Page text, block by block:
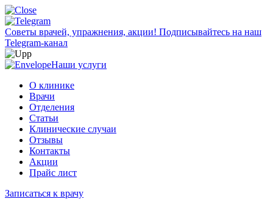
Советы врачей, упражнения, акции! Подписывайтесь на наш
Telegram-канал
Наши услуги
О клинике
Врачи
Отделения
Статьи
Клинические случаи
Отзывы
Контакты
Акции
Прайс лист
Записаться к врачу